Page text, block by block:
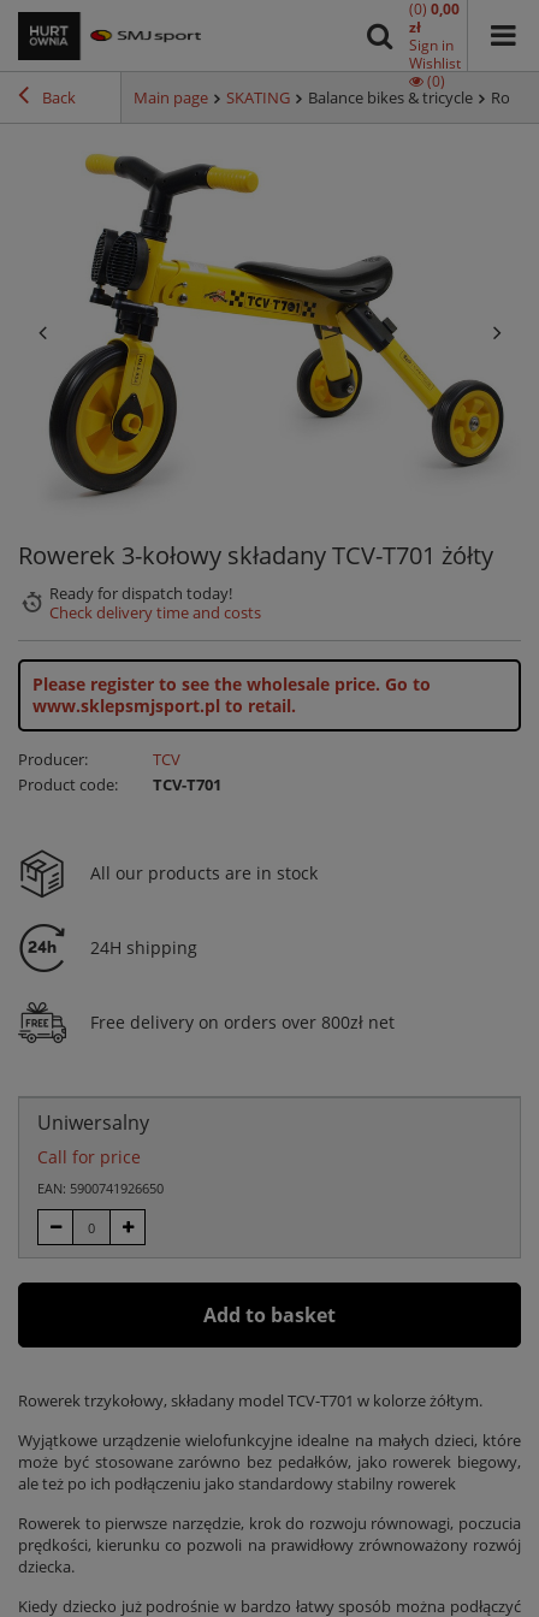
(0) 0,00
zł
Sign in
Wishlist
(0)
Back Main page SKATING Balance bikes & tricycle
Rowerek 3-kołowy składany TCV-T701 żółty
Ready for dispatch today!
Check delivery time and costs
Please register to see the wholesale price. Go to
www.sklepsmjsport.pl to retail.
Producer:
TCV
Product code:
TCV-T701
All our products are in stock
24H shipping
Free delivery on orders over 800zł net
Uniwersalny
Call for price
EAN: 5900741926650
Add to basket
Rowerek trzykołowy, składany model TCV-T701 w kolorze żółtym.
Wyjątkowe urządzenie wielofunkcyjne idealne na małych dzieci, które
może być stosowane zarówno bez pedałków, jako rowerek biegowy,
ale też po ich podłączeniu jako standardowy stabilny rowerek
Rowerek to pierwsze narzędzie, krok do rozwoju równowagi, poczucia
prędkości, kierunku co pozwoli na prawidłowy zrównoważony rozwój
dziecka.
Kiedy dziecko już podrośnie w bardzo łatwy sposób można podłączyć